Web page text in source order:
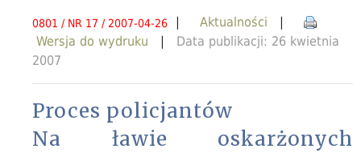
0801 / NR 17 / 2007-04-26 | Aktualności |
Wersja do wydruku
| Data publikacji: 26 kwietnia
2007
Proces policjantów
Na ławie oskarżonych